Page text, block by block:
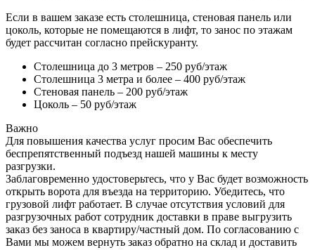
Если в вашем заказе есть столешница, стеновая панель или
цоколь, которые не помещаются в лифт, то занос по этажам
будет рассчитан согласно прейскуранту.
Столешница до 3 метров – 250 руб/этаж
Столешница 3 метра и более – 400 руб/этаж
Стеновая панель – 200 руб/этаж
Цоколь – 50 руб/этаж
Важно
Для повышения качества услуг просим Вас обеспечить
беспрепятственный подъезд нашей машины к месту
разгрузки.
Заблаговременно удостоверьтесь, что у Вас будет возможность
открыть ворота для въезда на территорию. Убедитесь, что
грузовой лифт работает. В случае отсутствия условий для
разгрузочных работ сотрудник доставки в праве выгрузить
заказ без заноса в квартиру/частный дом. По согласованию с
Вами мы можем вернуть заказ обратно на склад и доставить